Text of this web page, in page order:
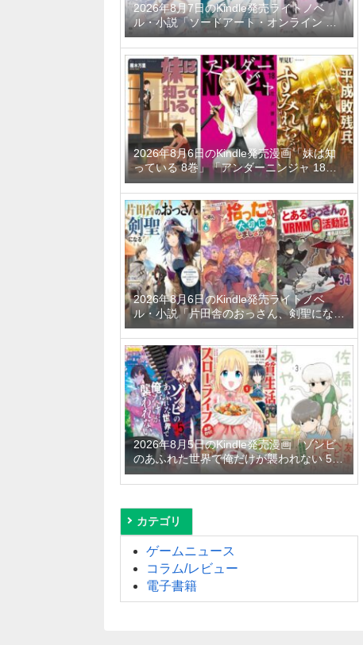
2026年8月7日のKindle発売ライトノベ
ル・小説「ソードアート・オンライン マ
テリアル1 シュガーリィ・デイズ」「デス
ゲームに巻き込まれた山本さん、気ままに
ゲームバランスを崩壊させる 7巻」「男女
比1：5の世界でも普通に生きられると思
った？6 ～激重感情な彼女たちが無自覚男
子に翻弄されたら～」など
2026年8月6日のKindle発売漫画「妹は知
っている 8巻」「アンダーニンジャ 18
巻」「平成敗残兵すみれちゃん 11巻」な
ど
2026年8月6日のKindle発売ライトノベ
ル・小説「片田舎のおっさん、剣聖になる
11 ～ただの田舎の剣術師範だったのに、
大成した弟子たちが俺を放ってくれない件
～」「拾ったものは大切にしましょう ～
子狼に気に入られた男の転移物語～ 6巻」
「とあるおっさんのVRMMO活動記 34
巻」など
2026年8月5日のKindle発売漫画「ゾンビ
のあふれた世界で俺だけが襲われない 5
巻」「人質生活から始めるスローライフ
おかわり！ 1巻」「佐橋くんのあやかし日
カテゴリ
ゲームニュース
コラム/レビュー
電子書籍